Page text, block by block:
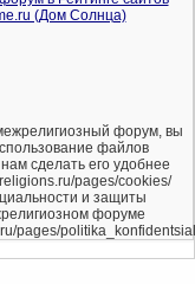
форум, вы
файлов
сделать его удобнее
pages/cookies/
и защиты
форуме
pages/